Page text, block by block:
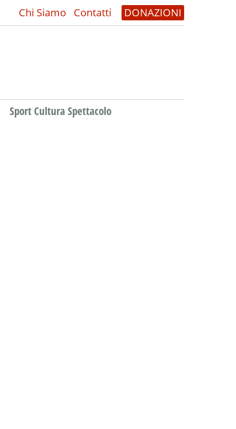
Chi Siamo Contatti DONAZIONI
Sport Cultura Spettacolo